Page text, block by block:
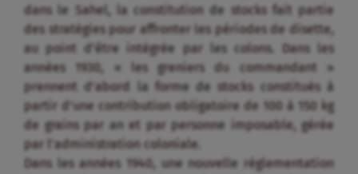
dans le Sahel, la constitution de stocks fait partie
des stratégies pour affronter les périodes de disette,
au point d’être intégrée par les colons. Dans les
années 1930, « les greniers du commandant »
prennent d’abord la forme de stocks constitués à
partir d’une contribution obligatoire de 100 à 150 kg
de grains par an et par personne imposable, gérée
par l’administration coloniale.
Dans les années 1940, une nouvelle réglementation